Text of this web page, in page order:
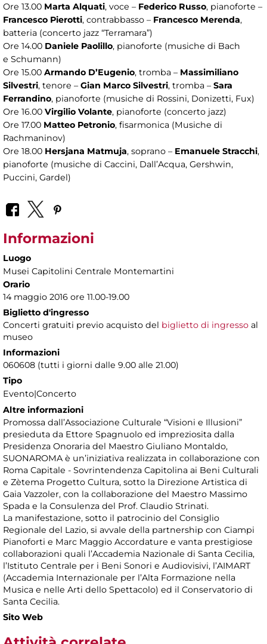
Ore 13.00 Marta Alquati, voce – Federico Russo, pianoforte –
Francesco Pierotti, contrabbasso – Francesco Merenda,
batteria (concerto jazz “Terramara”)
Ore 14.00 Daniele Paolillo, pianoforte (musiche di Bach
e Schumann)
Ore 15.00 Armando D’Eugenio, tromba – Massimiliano
Silvestri, tenore – Gian Marco Silvestri, tromba – Sara
Ferrandino, pianoforte (musiche di Rossini, Donizetti, Fux)
Ore 16.00 Virgilio Volante, pianoforte (concerto jazz)
Ore 17.00 Matteo Petronio, fisarmonica (Musiche di
Rachmaninov)
Ore 18.00 Hersjana Matmuja, soprano – Emanuele Stracchi,
pianoforte (musiche di Caccini, Dall’Acqua, Gershwin,
Puccini, Gardel)
Informazioni
Luogo
Musei Capitolini Centrale Montemartini
Orario
14 maggio 2016 ore 11.00-19.00
Biglietto d'ingresso
Concerti gratuiti previo acquisto del biglietto di ingresso al
museo
Informazioni
060608 (tutti i giorni dalle 9.00 alle 21.00)
Tipo
Evento|Concerto
Altre informazioni
Promossa dall’Associazione Culturale “Visioni e Illusioni”
presieduta da Ettore Spagnuolo ed impreziosita dalla
Presidenza Onoraria del Maestro Giuliano Montaldo,
SUONAROMA è un’iniziativa realizzata in collaborazione con
Roma Capitale - Sovrintendenza Capitolina ai Beni Culturali
e Zètema Progetto Cultura, sotto la Direzione Artistica di
Gaia Vazzoler, con la collaborazione del Maestro Massimo
Spada e la Consulenza del Prof. Claudio Strinati.
La manifestazione, sotto il patrocinio del Consiglio
Regionale del Lazio, si avvale della partnership con Ciampi
Pianoforti e Marc Maggio Accordature e vanta prestigiose
collaborazioni quali l’Accademia Nazionale di Santa Cecilia,
l’Istituto Centrale per i Beni Sonori e Audiovisivi, l’AIMART
(Accademia Internazionale per l’Alta Formazione nella
Musica e nelle Arti dello Spettacolo) ed il Conservatorio di
Santa Cecilia.
Sito Web